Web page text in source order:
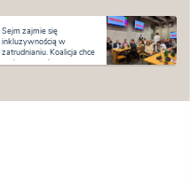
Sejm zajmie się
inkluzywnością w
zatrudnianiu. Koalicja chce
zmian na rynku pracy